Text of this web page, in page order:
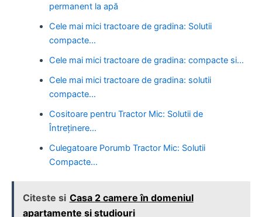
permanent la apă
Cele mai mici tractoare de gradina: Solutii
compacte…
Cele mai mici tractoare de gradina: compacte si…
Cele mai mici tractoare de gradina: solutii
compacte…
Cositoare pentru Tractor Mic: Solutii de
Întreținere…
Culegatoare Porumb Tractor Mic: Solutii
Compacte…
Citeste si Casa 2 camere în domeniul
apartamente și studiouri